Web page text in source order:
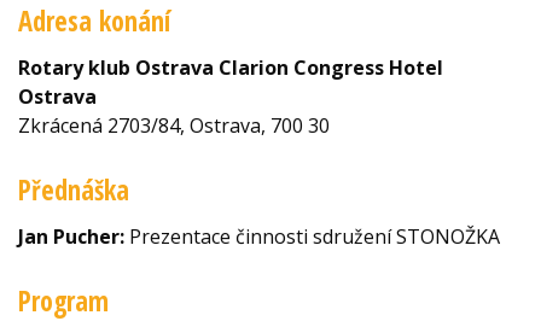
Adresa konání
Rotary klub Ostrava Clarion Congress Hotel
Ostrava
Zkrácená 2703/84, Ostrava, 700 30
Přednáška
Jan Pucher: Prezentace činnosti sdružení STONOŽKA
Program